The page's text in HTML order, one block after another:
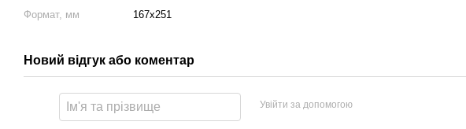
Формат, мм
167x251
Новий відгук або коментар
Увійти за допомогою